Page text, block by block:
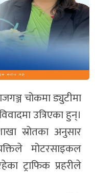
चोकमा ड्युटीमा
उत्रिएका हुन्।
स्रोतका अनुसार
मोटरसाइकल
ट्राफिक प्रहरीले